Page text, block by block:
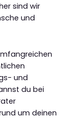
sind wir
und
und
du bei
um deinen